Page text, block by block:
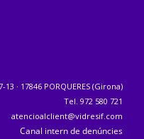
· 17846 PORQUERES (Girona)
Tel. 972 580 721
atencioalclient@vidresif.com
Canal intern de denúncies